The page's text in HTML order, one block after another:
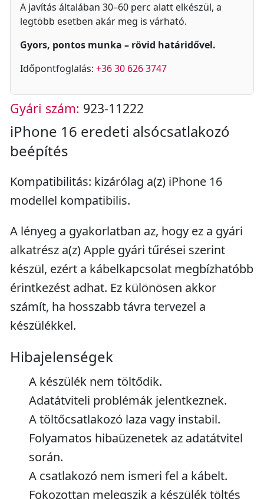
A javítás általában 30–60 perc alatt elkészül, a
legtöbb esetben akár meg is várható.
Gyors, pontos munka – rövid határidővel.
Időpontfoglalás: +36 30 626 3747
Gyári szám: 923-11222
iPhone 16 eredeti alsócsatlakozó
beépítés
Kompatibilitás: kizárólag a(z) iPhone 16
modellel kompatibilis.
A lényeg a gyakorlatban az, hogy ez a gyári
alkatrész a(z) Apple gyári tűrései szerint
készül, ezért a kábelkapcsolat megbízhatóbb
érintkezést adhat. Ez különösen akkor
számít, ha hosszabb távra tervezel a
készülékkel.
Hibajelenségek
A készülék nem töltődik.
Adatátviteli problémák jelentkeznek.
A töltőcsatlakozó laza vagy instabil.
Folyamatos hibaüzenetek az adatátvitel
során.
A csatlakozó nem ismeri fel a kábelt.
Fokozottan melegszik a készülék töltés